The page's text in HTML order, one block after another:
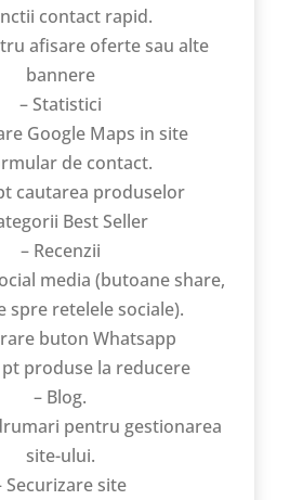
contact rapid.
afisare oferte sau alte
bannere
– Statistici
Google Maps in site
de contact.
cautarea produselor
Best Seller
– Recenzii
media (butoane share,
spre retelele sociale).
buton Whatsapp
pt produse la reducere
– Blog.
pentru gestionarea
site-ului.
Securizare site